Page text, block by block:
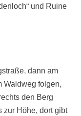
und Ruine
dann am
Waldweg folgen,
den Berg
zur Höhe, dort gibt